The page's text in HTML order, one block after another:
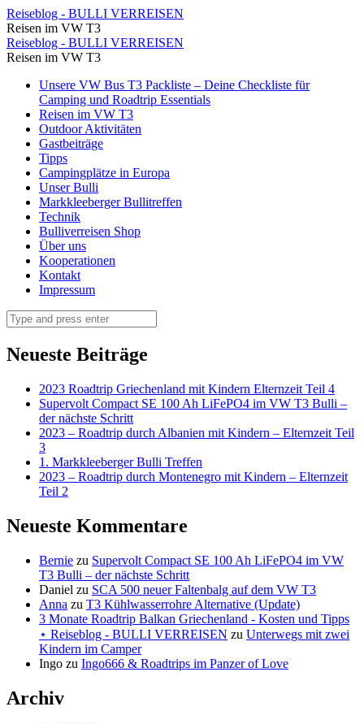
⋆
Reiseblog
-
BULLI
VERREISEN
Reiseblog - BULLI VERREISEN
Reisen im VW T3
⋆
Reiseblog
BULLI
VERREISEN
Reiseblog - BULLI VERREISEN
Reisen im VW T3
Skip
content
Unsere VW Bus T3 Packliste – Deine Checkliste für
Camping und Roadtrip Essentials
Reisen im VW T3
Outdoor Aktivitäten
Gastbeiträge
Tipps
Campingplätze in Europa
Unser Bulli
Markkleeberger Bullitreffen
Technik
Bulliverreisen Shop
Über uns
Kooperationen
Kontakt
Impressum
Search
Neueste Beiträge
2023 Roadtrip Griechenland mit Kindern Elternzeit Teil 4
Supervolt Compact SE 100 Ah LiFePO4 im VW T3 Bulli –
der nächste Schritt
2023 – Roadtrip durch Albanien mit Kindern – Elternzeit Teil
3
1. Markkleeberger Bulli Treffen
2023 – Roadtrip durch Montenegro mit Kindern – Elternzeit
Teil 2
Neueste Kommentare
Bernie zu Supervolt Compact SE 100 Ah LiFePO4 im VW
T3 Bulli – der nächste Schritt
Daniel zu SCA 500 neuer Faltenbalg auf dem VW T3
Anna zu T3 Kühlwasserrohre Alternative (Update)
3 Monate Roadtrip Balkan Griechenland - Kosten und Tipps
⋆ Reiseblog - BULLI VERREISEN zu Unterwegs mit zwei
Kindern im Camper
Ingo zu Ingo666 & Roadtrips im Panzer of Love
Archiv